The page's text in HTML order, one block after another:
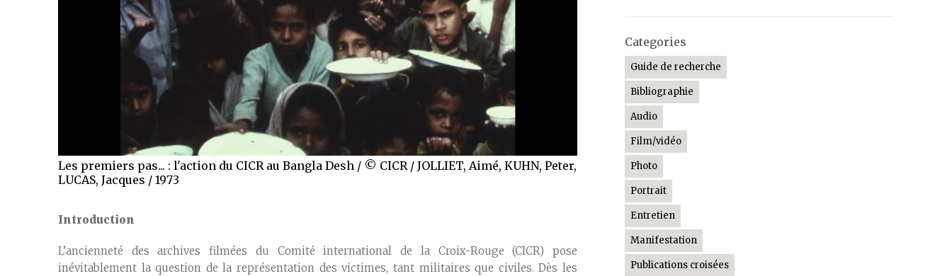
Les premiers pas... : l'action du CICR au Bangla Desh / © CICR / JOLLIET, Aimé, KUHN, Peter,
LUCAS, Jacques / 1973
Introduction
L’ancienneté des archives filmées du Comité international de la Croix-Rouge (CICR) pose
inévitablement la question de la représentation des victimes, tant militaires que civiles. Dès les
Categories
Guide de recherche
Bibliographie
Audio
Film/vidéo
Photo
Portrait
Entretien
Manifestation
Publications croisées